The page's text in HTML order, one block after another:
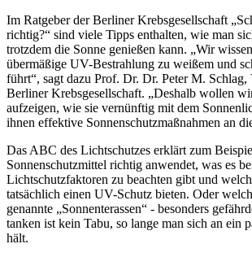
Im Ratgeber der Berliner Krebsgesellschaft
richtig?“ sind viele Tipps enthalten, wie man
trotzdem die Sonne genießen kann. „Wir
übermäßige UV-Bestrahlung zu weißem und
führt“, sagt dazu Prof. Dr. Dr. Peter M. Schlag,
Berliner Krebsgesellschaft. „Deshalb wollen
aufzeigen, wie sie vernünftig mit dem
ihnen effektive Sonnenschutzmaßnahmen an
Das ABC des Lichtschutzes erklärt zum
Sonnenschutzmittel richtig anwendet, was es
Lichtschutzfaktoren zu beachten gibt und
tatsächlich einen UV-Schutz bieten. Oder
genannte „Sonnenterassen“ - besonders
tanken ist kein Tabu, so lange man sich an ein
hält.